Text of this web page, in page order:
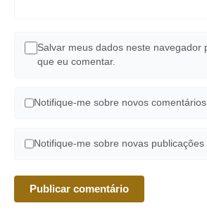
Salvar meus dados neste navegador
que eu comentar.
Notifique-me sobre novos
Notifique-me sobre novas publicações